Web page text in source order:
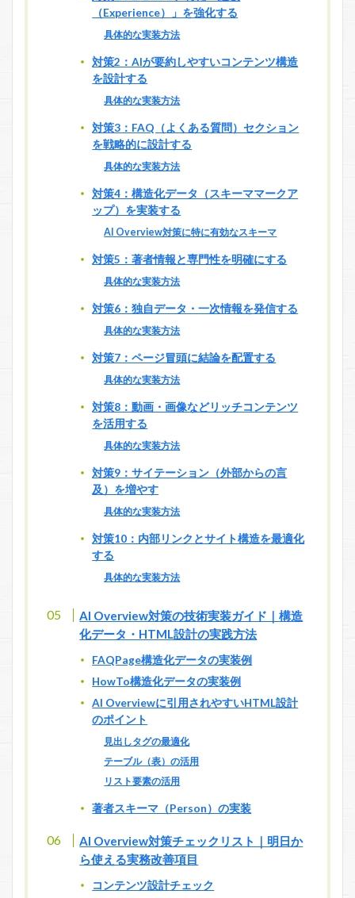
（Experience）」を強化する
具体的な実装方法
対策2：AIが要約しやすいコンテンツ構造
を設計する
具体的な実装方法
対策3：FAQ（よくある質問）セクション
を戦略的に設計する
具体的な実装方法
対策4：構造化データ（スキーママークア
ップ）を実装する
AI Overview対策に特に有効なスキーマ
対策5：著者情報と専門性を明確にする
具体的な実装方法
対策6：独自データ・一次情報を発信する
具体的な実装方法
対策7：ページ冒頭に結論を配置する
具体的な実装方法
対策8：動画・画像などリッチコンテンツ
を活用する
具体的な実装方法
対策9：サイテーション（外部からの言
及）を増やす
具体的な実装方法
対策10：内部リンクとサイト構造を最適化
する
具体的な実装方法
AI Overview対策の技術実装ガイド｜構造
化データ・HTML設計の実践方法
FAQPage構造化データの実装例
HowTo構造化データの実装例
AI Overviewに引用されやすいHTML設計
のポイント
見出しタグの最適化
テーブル（表）の活用
リスト要素の活用
著者スキーマ（Person）の実装
AI Overview対策チェックリスト｜明日か
ら使える実務改善項目
コンテンツ設計チェック